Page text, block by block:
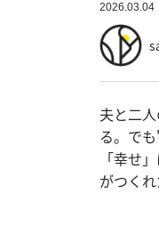
2026.03.04
夫と二
る。で
「幸せ
がつくれ